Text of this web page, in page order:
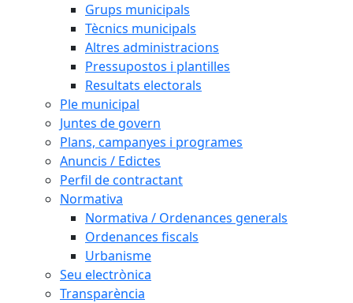
Grups municipals
Tècnics municipals
Altres administracions
Pressupostos i plantilles
Resultats electorals
Ple municipal
Juntes de govern
Plans, campanyes i programes
Anuncis / Edictes
Perfil de contractant
Normativa
Normativa / Ordenances generals
Ordenances fiscals
Urbanisme
Seu electrònica
Transparència